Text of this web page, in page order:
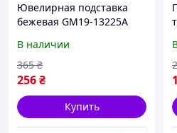
Ювелирная подставка
бежевая GM19-13225A
13225A
В наличии
256₴
365 ₴
Купить